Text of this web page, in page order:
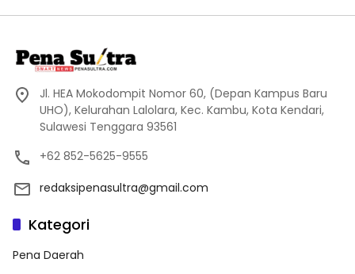
Jl. HEA Mokodompit Nomor 60, (Depan Kampus Baru
UHO), Kelurahan Lalolara, Kec. Kambu, Kota Kendari,
Sulawesi Tenggara 93561
+62 852-5625-9555
redaksipenasultra@gmail.com
Kategori
Pena Daerah